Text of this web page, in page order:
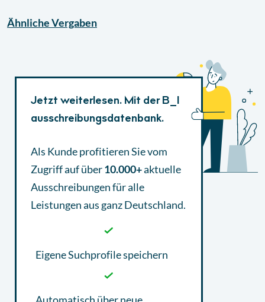
ÄhnlicheVergaben
Jetzt weiterlesen. Mit der B_I
ausschreibungsdatenbank.
Als Kunde profitieren Sie vom
Zugriff auf über10.000+aktuelle
Ausschreibungenfür alle
Leistungen aus ganz Deutschland.
Eigene Suchprofile speichern
Automatisch über neue